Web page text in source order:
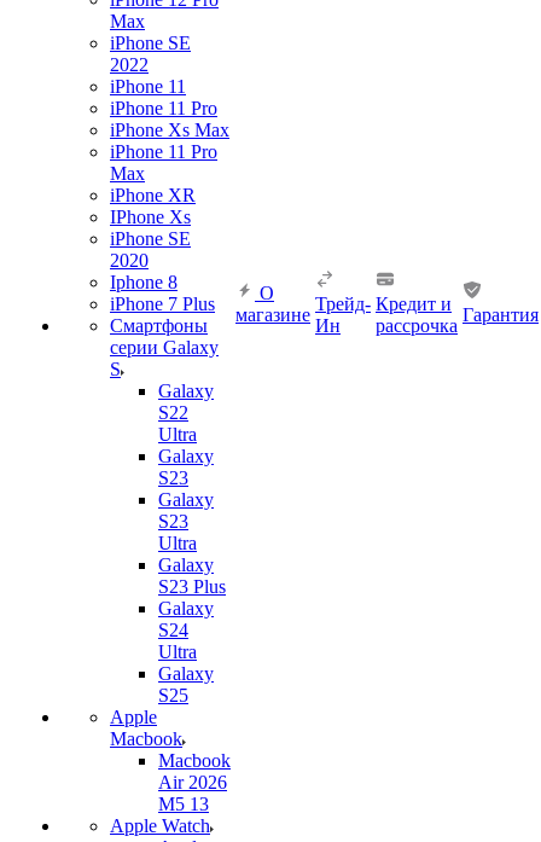
Max
iPhone SE
2022
iPhone 11
iPhone 11 Pro
iPhone Xs Max
iPhone 11 Pro
Max
iPhone XR
IPhone Xs
iPhone SE
2020
Iphone 8
iPhone 7 Plus
Смартфоны
серии Galaxy
S
Galaxy
S22
Ultra
Galaxy
S23
Galaxy
S23
Ultra
Galaxy
S23 Plus
Galaxy
S24
Ultra
Galaxy
S25
Apple
Macbook
Macbook
Air 2026
M5 13
Apple Watch
О
магазине
Трейд-
Ин
Кредит и
рассрочка
Гарантия